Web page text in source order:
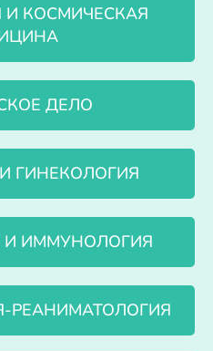
КОСМИЧЕСКАЯ
ДЕЛО
ГИНЕКОЛОГИЯ
И ИММУНОЛОГИЯ
РЕАНИМАТОЛОГИЯ